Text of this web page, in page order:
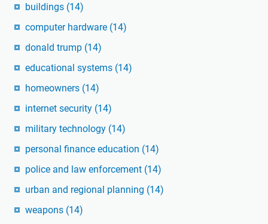
buildings (14)
computer hardware (14)
donald trump (14)
educational systems (14)
homeowners (14)
internet security (14)
military technology (14)
personal finance education (14)
police and law enforcement (14)
urban and regional planning (14)
weapons (14)